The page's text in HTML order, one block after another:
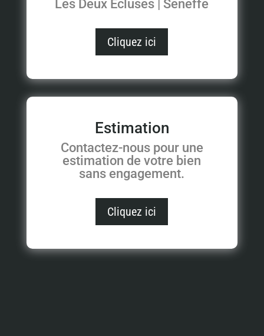
Les Deux Écluses | Seneffe
Cliquez ici
Estimation
Contactez-nous pour une
estimation de votre bien
sans engagement.
Cliquez ici